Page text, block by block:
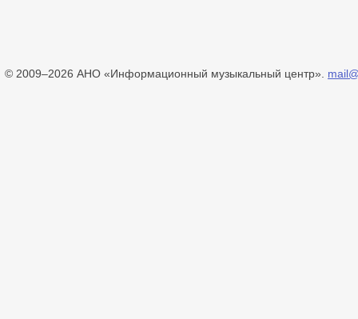
© 2009–2026 АНО «Информационный музыкальный центр».